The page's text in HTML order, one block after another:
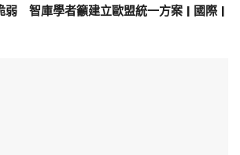
弱 智庫學者籲建立歐盟統一方案 | 國際 |